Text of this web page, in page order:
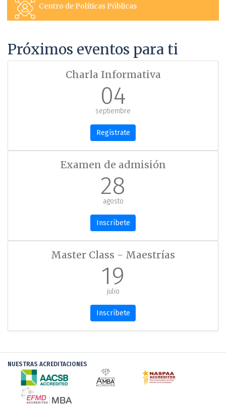
Centro de Políticas Públicas
Próximos eventos para ti
Charla Informativa
04
septiembre
Regístrate
Examen de admisión
28
agosto
Inscríbete
Master Class - Maestrías
19
julio
Inscríbete
NUESTRAS ACREDITACIONES